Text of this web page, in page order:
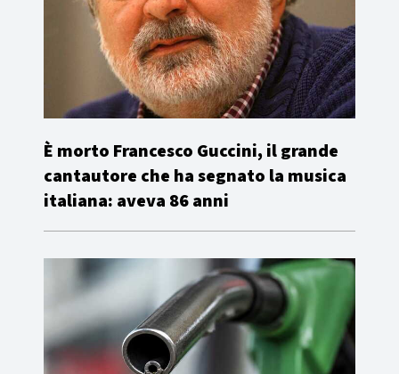
È morto Francesco Guccini, il grande
cantautore che ha segnato la musica
italiana: aveva 86 anni